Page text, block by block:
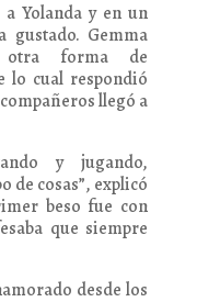
Yolanda y en un
gustado. Gemma
forma de
lo cual respondió
llegó a
y jugando,
de cosas”, explicó
beso fue con
que siempre
desde los